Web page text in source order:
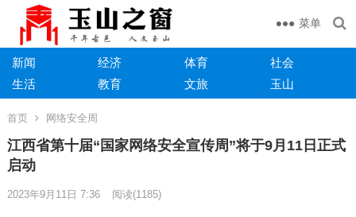
菜单
新闻 经济 体育
社会
生活
教育 文旅 玉山
首页 网络安全周
江西省第十届“国家网络安全宣传周”将于9月11日正式
启动
2023年9月11日 7:36 阅读(1185)